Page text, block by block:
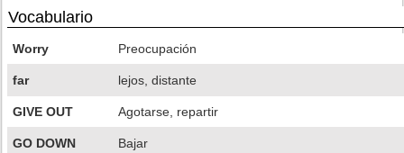
Vocabulario
Worry Preocupación
far lejos, distante
GIVE OUT Agotarse, repartir
GO DOWN Bajar